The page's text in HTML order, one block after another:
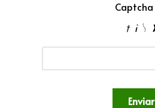
Captcha
Enviar